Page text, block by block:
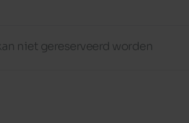
niet gereserveerd worden